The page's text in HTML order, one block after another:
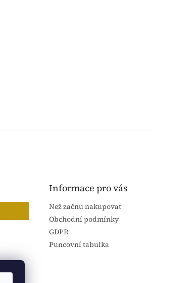
Informace pro vás
Než začnu nakupovat
Obchodní podmínky
GDPR
Puncovní tabulka